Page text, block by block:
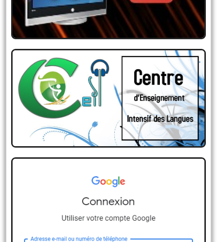
Le monde du savoir s’offre a vous….
CENTRE D’ENSEIGNEMENT
INTENSIF DES LANGUES
Messagerie